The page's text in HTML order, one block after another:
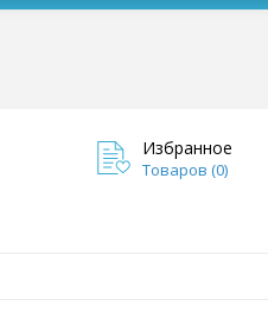
Избранное
Товаров (0)